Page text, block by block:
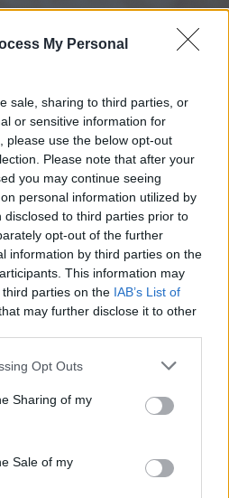
My Personal
sale, sharing to third parties, or
or sensitive information for
please use the below opt-out
Please note that after your
you may continue seeing
personal information utilized by
to third parties prior to
opt-out of the further
information by third parties on the
This information may
parties on the IAB’s List of
may further disclose it to other
app uses one or more Google
behaviour. You may click to
and its third-party tags to
purposes in below Google
Opt Outs
Sharing of my
Sale of my
te sfătuim să dormi fără
decizie poate ajuta la
Dacă nu dormi
un impact major asupra
anxietate și poate
pentru instalarea
corporală. A fost efectuat
peste 21.000 de oameni
în urma căruia a fost găsită
somnul inconfortabil și
care au